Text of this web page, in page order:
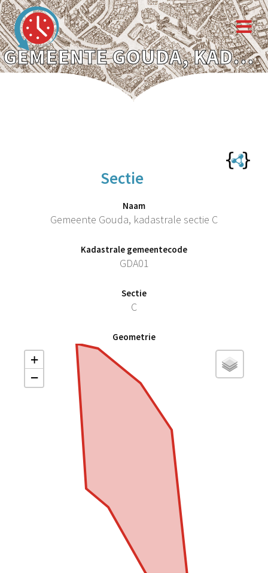
GEMEENTE GOUDA, KADASTRALE SECTIE C
Sectie
Naam
Gemeente Gouda, kadastrale sectie C
Kadastrale gemeentecode
GDA01
Sectie
C
Geometrie
+
−